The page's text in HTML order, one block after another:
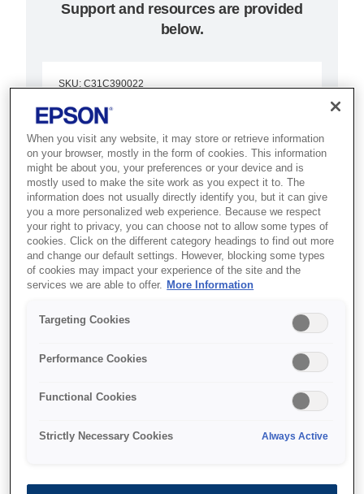
Support and resources are provided
below.
SKU: C31C390022
TM-T90 (022): Serial,
PS, EDG
Best for retail and hospitality POS
setups that need a versatile,
reliable thermal receipt printer.
Fast two-colour thermal receipts
High-resolution graphics
When you visit any website, it may store or retrieve information
on your browser, mostly in the form of cookies. This information
might be about you, your preferences or your device and is
mostly used to make the site work as you expect it to. The
information does not usually directly identify you, but it can give
you a more personalized web experience. Because we respect
your right to privacy, you can choose not to allow some types of
cookies. Click on the different category headings to find out more
and change our default settings. However, blocking some types
of cookies may impact your experience of the site and the
services we are able to offer. More Information
Targeting Cookies
Performance Cookies
Functional Cookies
Strictly Necessary Cookies Always Active